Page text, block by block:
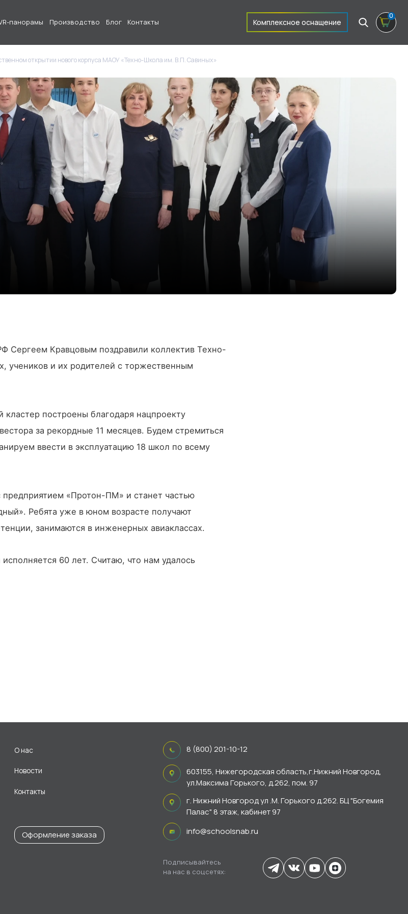
панорамы Производство Блог Контакты Комплексное оснащение
0
открытии нового корпуса МАОУ «Техно-Школа им. В.П. Савиных»
Сергеем Кравцовым поздравили коллектив Техно-
учеников и их родителей с торжественным
построены благодаря нацпроекту
за рекордные 11 месяцев. Будем стремиться
ввести в эксплуатацию 18 школ по всему
«Протон-ПМ» и станет частью
Ребята уже в юном возрасте получают
занимаются в инженерных авиаклассах.
60 лет. Считаю, что нам удалось
О нас
Новости
Контакты
Оформление заказа
8 (800) 201-10-12
603155, Нижегородская область,г.Нижний Новгород,
ул.Максима Горького, д.262, пом. 97
г. Нижний Новгород ул .М. Горького д.262. БЦ "Богемия
Палас" 8 этаж, кабинет 97
info@schoolsnab.ru
Подписывайтесь
на нас в соцсетях: